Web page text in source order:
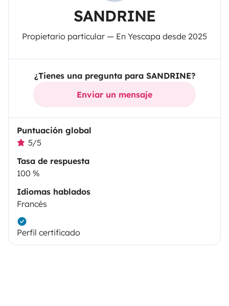
SANDRINE
Propietario particular — En Yescapa desde 2025
¿Tienes una pregunta para SANDRINE?
Enviar un mensaje
Puntuación global
5/5
Tasa de respuesta
100 %
Idiomas hablados
Francés
Perfil certificado